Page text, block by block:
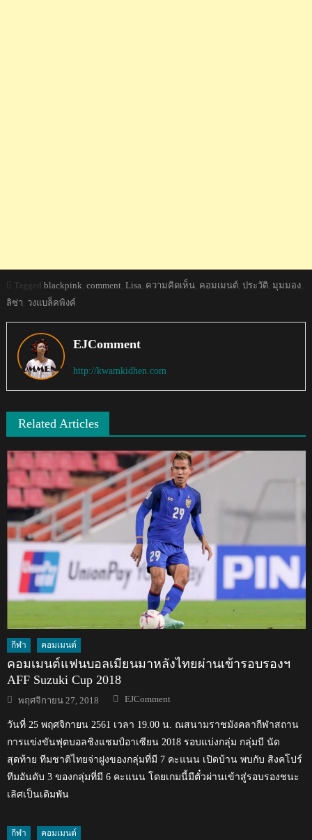
Tagged blackpink comment Lisa ความคิดเห็น, คอมเมนต์, ประวัติ, มุมมอง,
ลิซ่า วงแบล็คพิงค์
EJComment
http://kwamkidhen.com
Related Articles
กีฬา คอมเมนต์
คอมเมนต์แฟนบอลเมียนมาหลังไทยผ่านเข้ารอบรองฯ
AFF Suzuki Cup 2018
Posted
on
พฤศจิกายน 27, 2018 Author
EJComment
วันที่ 25 พฤศจิกายน 2561 เวลา 19.00 น. ณสนามราชมังคลากีฬาสถาน
การแข่งขันฟุตบอลชิงแชมป์อาเซียน 2018 รอบแบ่งกลุ่ม กลุ่มบี นัด
สุดท้าย ทีมชาติไทยจ่าฝูงของกลุ่มที่มี 7 คะแนน เปิดบ้าน พบกับ สิงคโปร์
ทีมอันดับ 3 ของกลุ่มที่มี 6 คะแนน โดยเกมนี้มีตั๋วผ่านเข้าสู่รอบรองชนะ
เลิศเป็นเดิมพัน
กีฬา คอมเมนต์